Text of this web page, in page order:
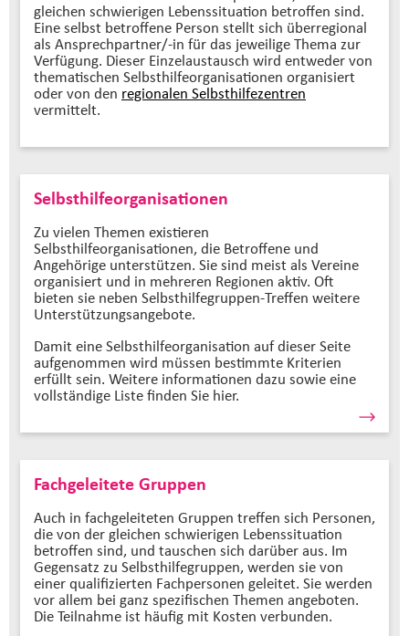
gleichen schwierigen Lebenssituation betroffen sind.
Eine selbst betroffene Person stellt sich überregional
als Ansprechpartner/-in für das jeweilige Thema zur
Verfügung. Dieser Einzelaustausch wird entweder von
thematischen Selbsthilfeorganisationen organisiert
oder von den regionalen Selbsthilfezentren
vermittelt.
Selbsthilfeorganisationen
Zu vielen Themen existieren
Selbsthilfeorganisationen, die Betroffene und
Angehörige unterstützen. Sie sind meist als Vereine
organisiert und in mehreren Regionen aktiv. Oft
bieten sie neben Selbsthilfegruppen-Treffen weitere
Unterstützungsangebote.
Damit eine Selbsthilfeorganisation auf dieser Seite
aufgenommen wird müssen bestimmte Kriterien
erfüllt sein. Weitere informationen dazu sowie eine
vollständige Liste finden Sie hier.
Fachgeleitete Gruppen
Auch in fachgeleiteten Gruppen treffen sich Personen,
die von der gleichen schwierigen Lebenssituation
betroffen sind, und tauschen sich darüber aus. Im
Gegensatz zu Selbsthilfegruppen, werden sie von
einer qualifizierten Fachpersonen geleitet. Sie werden
vor allem bei ganz spezifischen Themen angeboten.
Die Teilnahme ist häufig mit Kosten verbunden.